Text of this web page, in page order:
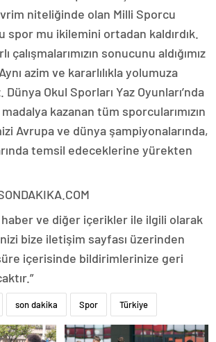
niteliğinde olan Milli Sporcu
spor mu ikilemini ortadan kaldırdık.
çalışmalarımızın sonucunu aldığımız
azim ve kararlılıkla yolumuza
Okul Sporları Yaz Oyunları’nda
kazanan tüm sporcularımızın
Avrupa ve dünya şampiyonalarında,
temsil edeceklerine yürekten
haber ve diğer içerikler ile ilgili olarak
bize iletişim sayfası üzerinden
içerisinde bildirimlerinize geri
son dakika Spor Türkiye